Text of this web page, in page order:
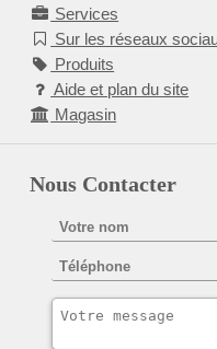
Services
Sur les réseaux
Produits
Aide et plan du site
Magasin
Nous Contacter